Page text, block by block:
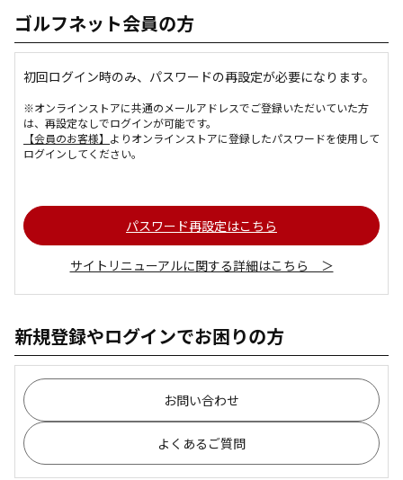
ゴルフネット会員の方
初回ログイン時のみ、パスワードの再設定が必要になります。
※オンラインストアに共通のメールアドレスでご登録いただいていた方
は、再設定なしでログインが可能です。
【会員のお客様】 よりオンラインストアに登録したパスワードを使用して
ログインしてください。
パスワード再設定はこちら
サイトリニューアルに関する詳細はこちら ＞
新規登録やログインでお困りの方
お問い合わせ
よくあるご質問